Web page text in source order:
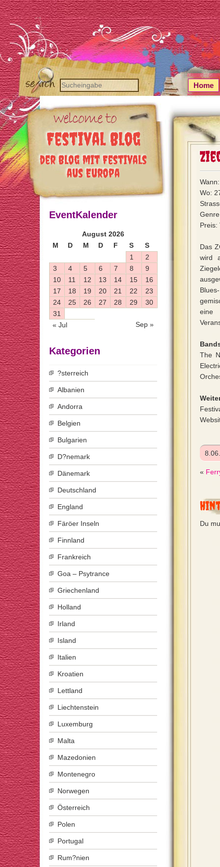
Festival Blog
der Blog mit Festivals
aus Europa
Home
Wo:
Preis:
Das
wird
eine
The
«
Du
EventKalender
August 2026
M
D M D F S S
« Jul Sep »
1
2
3
4 5 6 7 8
9
10
11 12 13 14 15
16
17
18 19 20 21 22
23
24
25 26 27 28 29
30
31
Kategorien
?sterreich
Albanien
Andorra
Belgien
Bulgarien
D?nemark
Dänemark
Deutschland
England
Färöer Inseln
Finnland
Frankreich
Goa – Psytrance
Griechenland
Holland
Irland
Island
Italien
Kroatien
Lettland
Liechtenstein
Luxemburg
Malta
Mazedonien
Montenegro
Norwegen
Österreich
Polen
Portugal
Rum?nien